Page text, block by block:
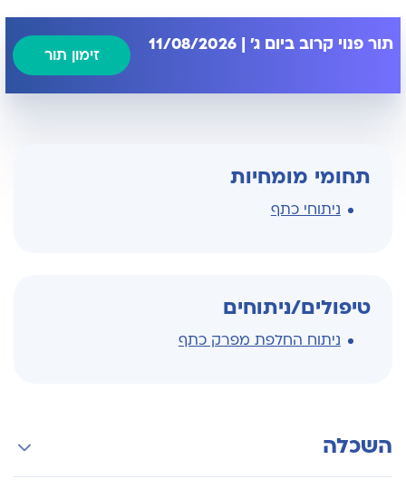
תור פנוי קרוב ביום ג' | 11/08/2026
זימון תור
תחומי מומחיות
ניתוחי כתף
טיפולים/ניתוחים
ניתוח החלפת מפרק כתף
השכלה